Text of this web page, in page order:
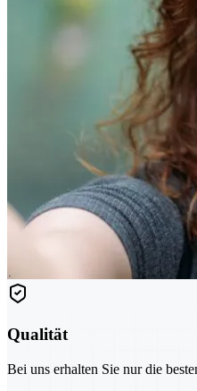
Qualität
Bei uns erhalten Sie nur die